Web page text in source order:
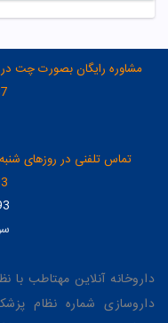
داروخانه آنلاین مهتاطب با
داروسازی شماره نظام پزشکی: د-3247،